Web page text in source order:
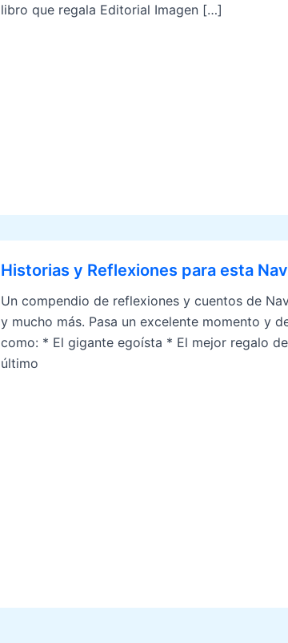
libro que regala Editorial Imagen […]
Historias y Reflexiones para esta
Un compendio de reflexiones y cuentos de
y mucho más. Pasa un excelente momento y
como: * El gigante egoísta * El mejor regalo
último